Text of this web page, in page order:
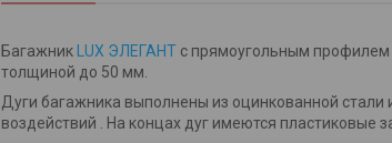
Багажник LUX ЭЛЕГАНТ с прямоугольным профилем
толщиной до 50 мм.
Дуги багажника выполнены из оцинкованной
воздействий . На концах дуг имеются пластиковые